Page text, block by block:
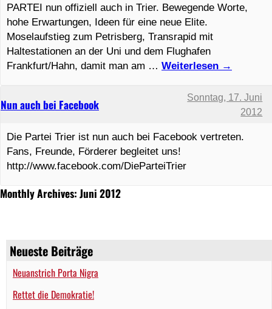
Neueste Beiträge
Neuanstrich Porta Nigra
Rettet die Demokratie!
Monthly Archives: Juni 2012
Nun auch bei Facebook
Sonntag, 17. Juni
2012
Die Partei Trier ist nun auch bei Facebook vertreten.
Fans, Freunde, Förderer begleitet uns!
http://www.facebook.com/DieParteiTrier
PARTEI nun offiziell auch in Trier. Bewegende Worte,
hohe Erwartungen, Ideen für eine neue Elite.
Moselaufstieg zum Petrisberg, Transrapid mit
Haltestationen an der Uni und dem Flughafen
Frankfurt/Hahn, damit man am … Weiterlesen →